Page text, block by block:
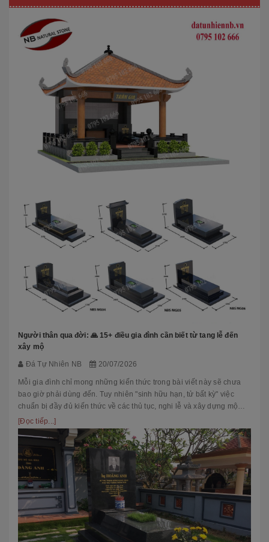
Người thân qua đời: 🙏 15+ điều gia đình cần biết từ tang lễ đến
xây mộ
Đá Tự Nhiên NB 20/07/2026
Mỗi gia đình chỉ mong những kiến thức trong bài viết này sẽ chưa
bao giờ phải dùng đến. Tuy nhiên "sinh hữu hạn, tử bất kỳ" việc
chuẩn bị đầy đủ kiến thức về các thủ tục, nghi lễ và xây dựng mộ
phầ...
[Đọc tiếp...]